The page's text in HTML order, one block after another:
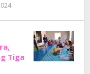
Junaedi
Sholat
Tiga